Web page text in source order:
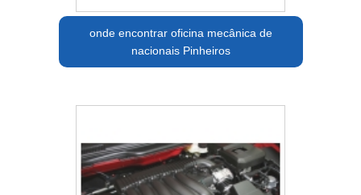
onde encontrar oficina mecânica de
nacionais Pinheiros